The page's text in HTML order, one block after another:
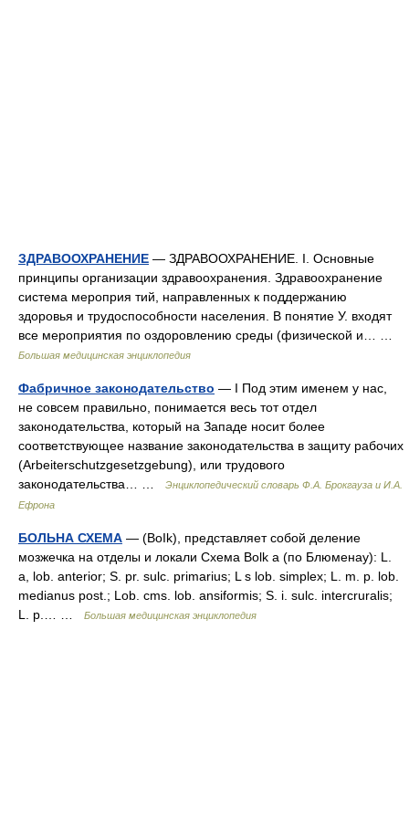
ЗДРАВООХРАНЕНИЕ — ЗДРАВООХРАНЕНИЕ. I. Основные
принципы организации здравоохранения. Здравоохранение
система мероприя тий, направленных к поддержанию
здоровья и трудоспособности населения. В понятие У. входят
все мероприятия по оздоровлению среды (физической и… …
Большая медицинская энциклопедия
Фабричное законодательство — I Под этим именем у нас,
не совсем правильно, понимается весь тот отдел
законодательства, который на Западе носит более
соответствующее название законодательства в защиту рабочих
(Arbeiterschutzgesetzgebung), или трудового
законодательства… …
Энциклопедический словарь Ф.А. Брокгауза и И.А.
Ефрона
БОЛЬНА СХЕМА — (ВоIk), представляет собой деление
мозжечка на отделы и локали Схема Bolk a (по Блюменау): L.
a, lob. anterior; S. pr. sulc. primarius; L s lob. simplex; L. m. p. lob.
medianus post.; Lob. cms. lob. ansiformis; S. i. sulc. intercruralis;
L. p.… …
Большая медицинская энциклопедия